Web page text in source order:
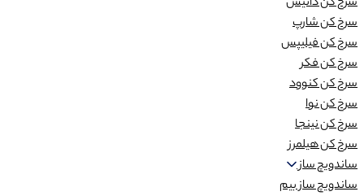
سرخ کن شارپ
سرخ کن فیلیپس
سرخ کن فکر
سرخ کن کنوود
سرخ کن نوا
سرخ کن نینجا
سرخ کن هیلمرز
ساندویچ ساز
ساندویچ ساز بیم